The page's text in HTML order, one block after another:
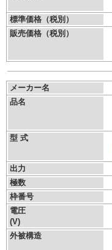
標準価格（税別）
販売価格（税別）
メーカー名
品名
型 式
出力
極数
枠番号
電圧
(V)
外被構造